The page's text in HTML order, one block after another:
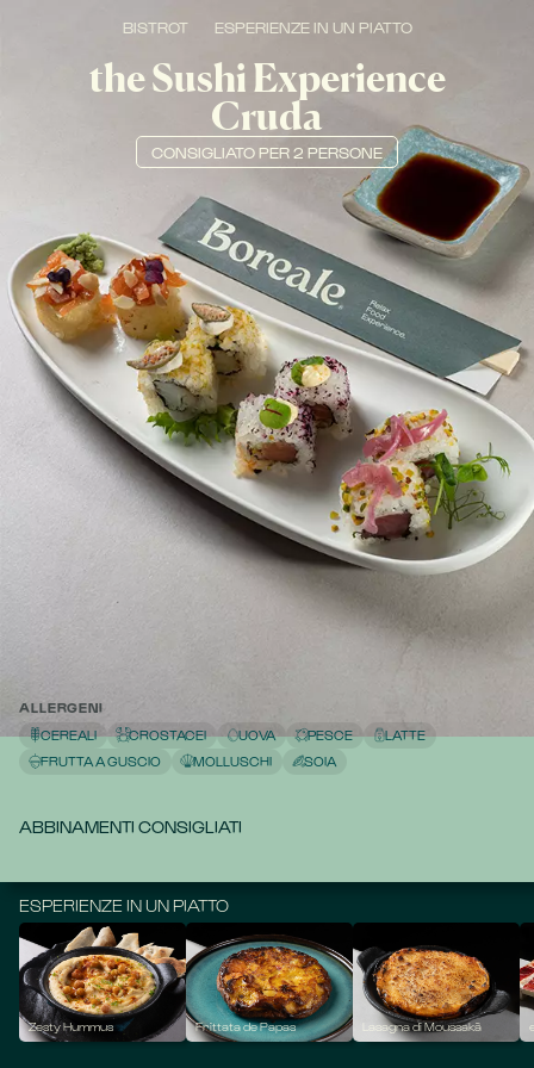
BISTROT ESPERIENZE IN UN PIATTO
the Sushi Experience
Cruda
CONSIGLIATO PER 2 PERSONE
The Sushi Experience Cruda è un viaggio sensoriale nel
mondo del sushi: uramaki al tonno, uramaki al salmone e
Vivi un'esperienza indimenticabile racchiusa in un unico
ALLERGENI
CEREALI
CROSTACEI UOVA PESCE
LATTE
FRUTTA A GUSCIO
MOLLUSCHI SOIA
ABBINAMENTI CONSIGLIATI
ESPERIENZE IN UN PIATTO
Zesty Hummus Frittata de Papas Lasagna di Moussakà